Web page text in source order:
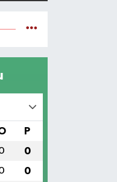
P
0
0